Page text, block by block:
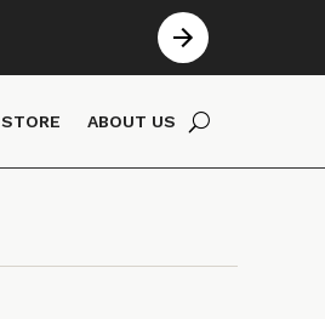
STORE ABOUT US